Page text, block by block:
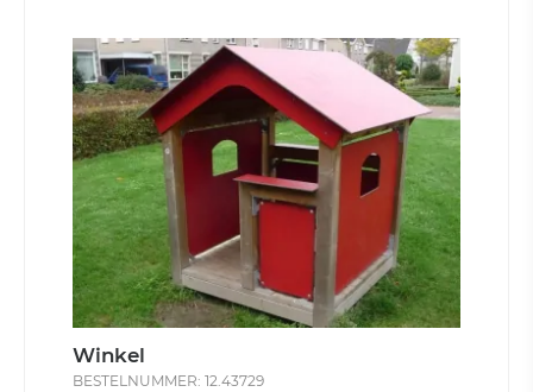
Winkel
BESTELNUMMER: 12.43729